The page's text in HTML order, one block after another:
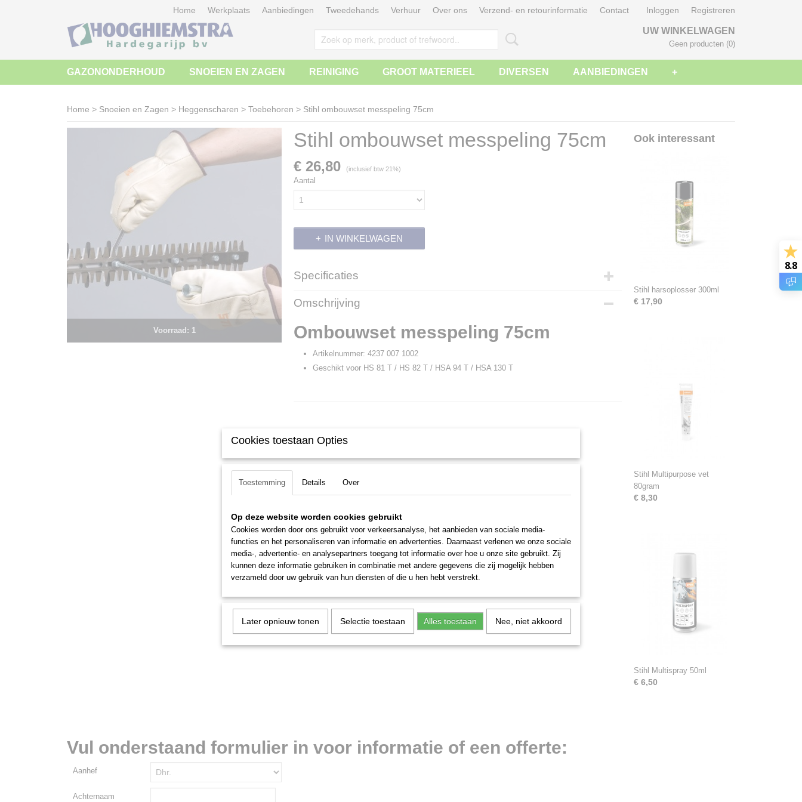
Home Werkplaats Aanbiedingen Tweedehands Verhuur Over ons Verzend- en retourinformatie Contact Inloggen Registreren
UW WINKELWAGEN
Geen producten (0)
GAZONONDERHOUD SNOEIEN EN ZAGEN REINIGING GROOT MATERIEEL DIVERSEN AANBIEDINGEN +
Home > Snoeien en Zagen > Heggenscharen > Toebehoren > Stihl ombouwset messpeling 75cm
Voorraad: 1
Stihl ombouwset messpeling 75cm
€ 26,80 (inclusief btw 21%)
Aantal
IN WINKELWAGEN
Specificaties
Productcode
Productcode leverancier
Omschrijving
Ombouwset messpeling 75cm
Artikelnummer: 4237 007 1002
Geschikt voor HS 81 T / HS 82 T / HSA 94 T / HSA 130 T
Ook interessant
Stihl harsoplosser 300ml
€ 17,90
Stihl Multipurpose vet
80gram
€ 8,30
Stihl Multispray 50ml
€ 6,50
Vul onderstaand formulier in voor informatie of een offerte:
Aanhef
Achternaam
8.8
Cookies toestaan Opties
Toestemming Details Over
Op deze website worden cookies gebruikt
Cookies worden door ons gebruikt voor verkeersanalyse, het aanbieden van sociale media-
functies en het personaliseren van informatie en advertenties. Daarnaast verlenen we onze sociale
media-, advertentie- en analysepartners toegang tot informatie over hoe u onze site gebruikt. Zij
kunnen deze informatie gebruiken in combinatie met andere gegevens die zij mogelijk hebben
verzameld door uw gebruik van hun diensten of die u hen hebt verstrekt.
Later opnieuw tonen Selectie toestaan Alles toestaan Nee, niet akkoord